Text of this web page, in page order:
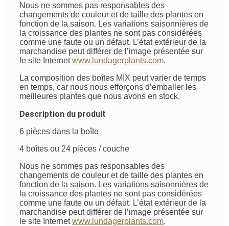
Nous ne sommes pas responsables des
changements de couleur et de taille des plantes en
fonction de la saison. Les variations saisonnières de
la croissance des plantes ne sont pas considérées
comme une faute ou un défaut. L’état extérieur de la
marchandise peut différer de l’image présentée sur
le site Internetwww.lundagerplants.com.
La composition des boîtes MIX peut varier de temps
en temps, car nous nous efforçons d’emballer les
meilleures plantes que nous avons en stock.
Description du produit
6 pièces dans la boîte
4 boîtes ou 24 pièces / couche
Nous ne sommes pas responsables des
changements de couleur et de taille des plantes en
fonction de la saison. Les variations saisonnières de
la croissance des plantes ne sont pas considérées
comme une faute ou un défaut. L’état extérieur de la
marchandise peut différer de l’image présentée sur
le site Internetwww.lundagerplants.com.